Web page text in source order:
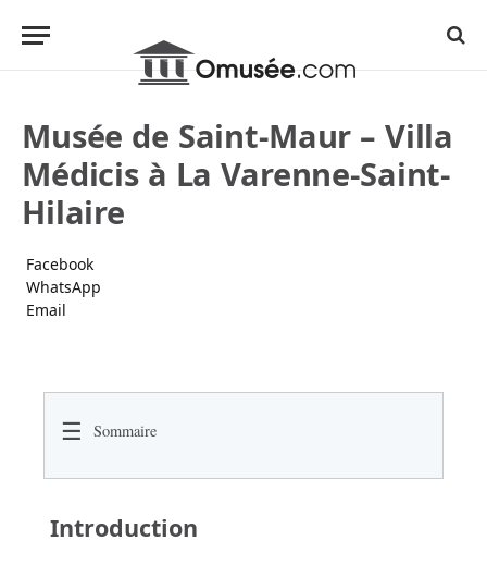
Musée de Saint-Maur – Villa
Médicis à La Varenne-Saint-
Hilaire
Facebook
WhatsApp
Email
☰ Sommaire
Introduction